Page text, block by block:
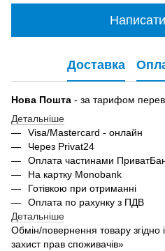
Написати
Доставка
Нова Пошта - за тарифом
Детальніше
Visa/Mastercard - онлайн
Через Privat24
Оплата частинами
На картку Monobank
Готівкою при отриманні
Оплата по рахунку з ПДВ
Детальніше
Обмін/повернення товару згідно
захист прав споживачів»